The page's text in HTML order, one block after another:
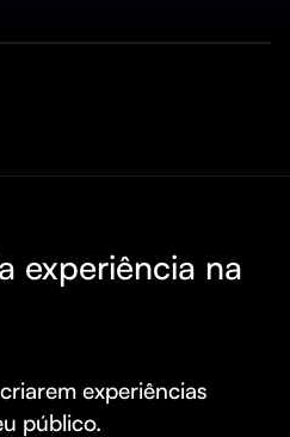
experiência na
experiências
público.